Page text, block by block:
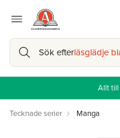
Sök efterläsglädje
Allt
Tecknade serier Manga